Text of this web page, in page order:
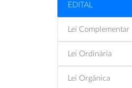
EDITAL
Lei Complementar
Lei Ordinária
Lei Orgânica